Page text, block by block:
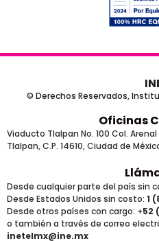
© Derechos Reservados,
Oficinas
Viaducto Tlalpan No. 100 Col.
Tlalpan, C.P. 14610, Ciudad de
Desde cualquier parte del país sin
Desde Estados Unidos sin costo: 1
Desde otros países con cargo: +52
o también a través de correo
inetelmx@ine.mx